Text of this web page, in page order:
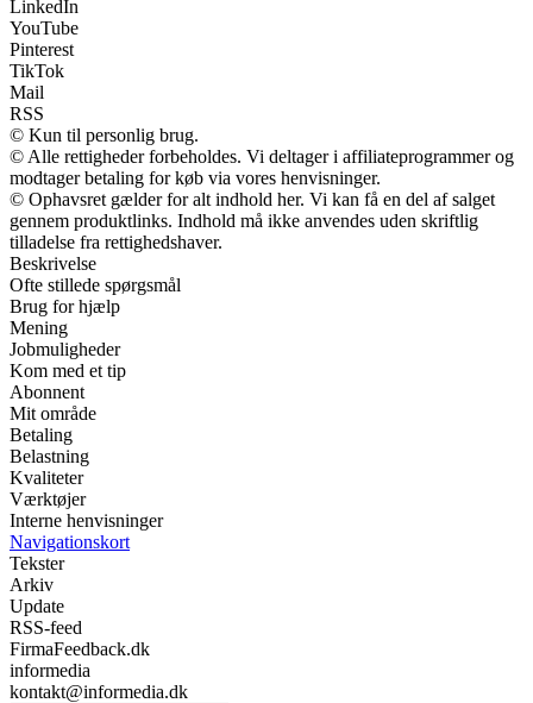
LinkedIn
YouTube
Pinterest
TikTok
Mail
RSS
© Kun til personlig brug.
© Alle rettigheder forbeholdes. Vi deltager i affiliateprogrammer og
modtager betaling for køb via vores henvisninger.
© Ophavsret gælder for alt indhold her. Vi kan få en del af salget
gennem produktlinks. Indhold må ikke anvendes uden skriftlig
tilladelse fra rettighedshaver.
Beskrivelse
Ofte stillede spørgsmål
Brug for hjælp
Mening
Jobmuligheder
Kom med et tip
Abonnent
Mit område
Betaling
Belastning
Kvaliteter
Værktøjer
Interne henvisninger
Navigationskort
Tekster
Arkiv
Update
RSS-feed
FirmaFeedback.dk
informedia
kontakt@informedia.dk